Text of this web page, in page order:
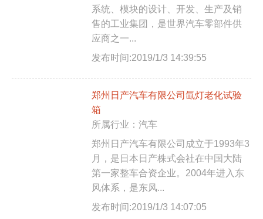
系统、模块的设计、开发、生产及销
售的工业集团，是世界汽车零部件供
应商之一...
发布时间:2019/1/3 14:39:55
郑州日产汽车有限公司氙灯老化试验
箱
所属行业：汽车
郑州日产汽车有限公司成立于1993年3
月，是日本日产株式会社在中国大陆
第一家整车合资企业。2004年进入东
风体系，是东风...
发布时间:2019/1/3 14:07:05